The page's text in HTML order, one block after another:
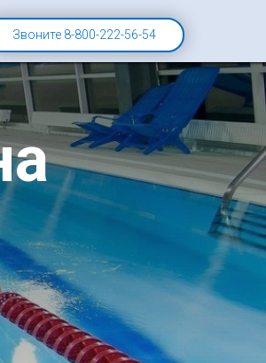
Звоните 8-800-222-56-54